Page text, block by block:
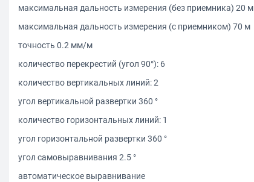
максимальная дальность измерения (без приемника) 20 м
максимальная дальность измерения (с приемником) 70 м
точность 0.2 мм/м
количество перекрестий (угол 90°): 6
количество вертикальных линий: 2
угол вертикальной развертки 360 °
количество горизонтальных линий: 1
угол горизонтальной развертки 360 °
угол самовыравнивания 2.5 °
автоматическое выравнивание